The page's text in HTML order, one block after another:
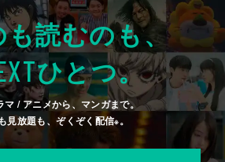
読むのも、
ひとつ。
マ / アニメから、マンガまで。
見放題も、ぞくぞく配信※。